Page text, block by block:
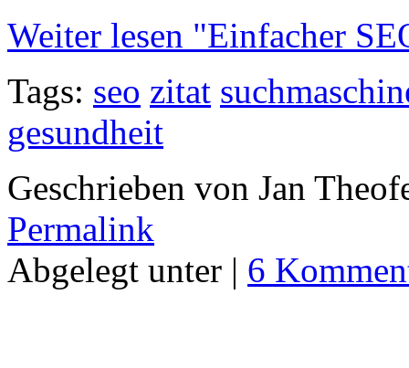
Weiter lesen "Einfacher
Tags: seo zitat
gesundheit
Geschrieben von Jan
Permalink
Abgelegt unter | 6